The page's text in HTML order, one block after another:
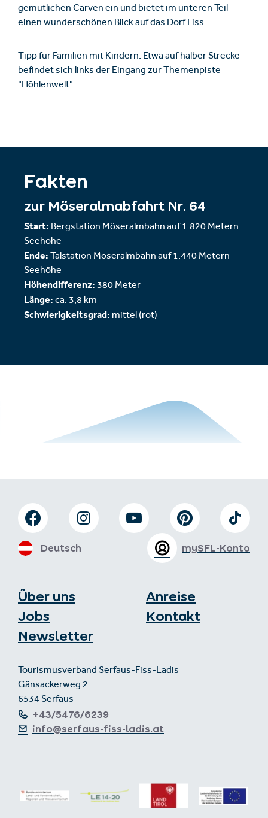
gemütlichen Carven ein und bietet im unteren Teil
einen wunderschönen Blick auf das Dorf Fiss.
Tipp für Familien mit Kindern: Etwa auf halber Strecke
befindet sich links der Eingang zur Themenpiste
"Höhlenwelt".
Fakten
zur Möseralmabfahrt Nr. 64
Start: Bergstation Möseralmbahn auf 1.820 Metern
Seehöhe
Ende: Talstation Möseralmbahn auf 1.440 Metern
Seehöhe
Höhendifferenz: 380 Meter
Länge: ca. 3,8 km
Schwierigkeitsgrad: mittel (rot)
Über uns
Jobs
Newsletter
Anreise
Kontakt
Tourismusverband Serfaus-Fiss-Ladis
Gänsackerweg 2
6534 Serfaus
+43/5476/6239
info@serfaus-fiss-ladis.at
mySFL-Konto
Deutsch